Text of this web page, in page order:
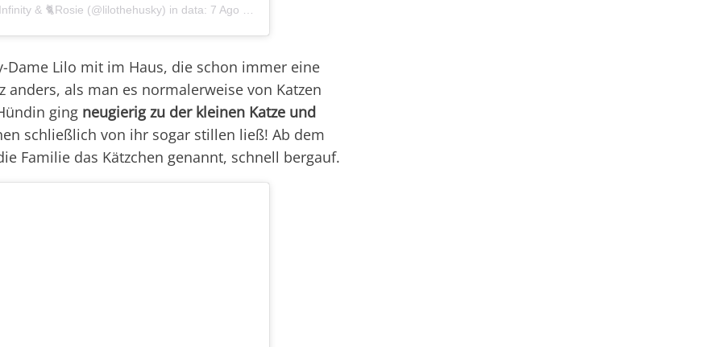
& 🐈Rosie (@lilothehusky) in data: 7 Ago 2015 alle ore 6:33 PDT
Dame Lilo mit im Haus, die schon immer eine
anders, als man es normalerweise von Katzen
ging neugierig zu der kleinen Katze und
schließlich von ihr sogar stillen ließ! Ab dem
Familie das Kätzchen genannt, schnell bergauf.